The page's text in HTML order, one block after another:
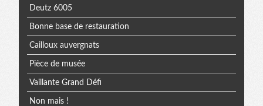
Deutz 6005
Bonne base de restauration
Cailloux auvergnats
Pièce de musée
Vaillante Grand Défi
Non mais !